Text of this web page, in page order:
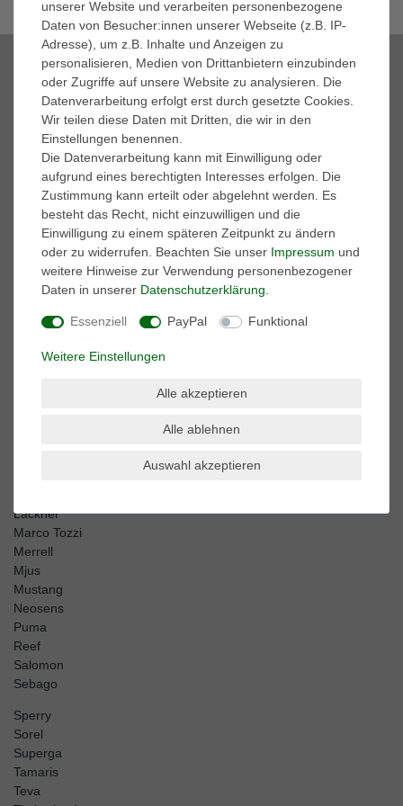
Zahlungsmöglichkeiten
Marken
A.S. 98
adidas Performance
BK British-Knights
Buffalo
Caterpillar
Columbia
Lackner
Marco Tozzi
Merrell
Mjus
Mustang
Neosens
Puma
Reef
Salomon
Sebago
Sperry
Sorel
Superga
Tamaris
Teva
unserer Website und verarbeiten personenbezogene
Daten von Besucher:innen unserer Webseite (z.B. IP-
Adresse), um z.B. Inhalte und Anzeigen zu
personalisieren, Medien von Drittanbietern einzubinden
oder Zugriffe auf unsere Website zu analysieren. Die
Datenverarbeitung erfolgt erst durch gesetzte Cookies.
Wir teilen diese Daten mit Dritten, die wir in den
Einstellungen benennen.
Die Datenverarbeitung kann mit Einwilligung oder
aufgrund eines berechtigten Interesses erfolgen. Die
Zustimmung kann erteilt oder abgelehnt werden. Es
besteht das Recht, nicht einzuwilligen und die
Einwilligung zu einem späteren Zeitpunkt zu ändern
oder zu widerrufen. Beachten Sie unser Impressum und
weitere Hinweise zur Verwendung personenbezogener
Daten in unserer Daten­schutz­erklärung
Essenziell PayPal Funktional
Weitere Einstellungen
Alle akzeptieren
Alle ablehnen
Auswahl akzeptieren